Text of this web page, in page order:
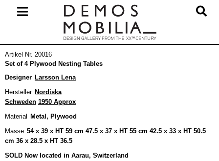
Navigation
Artikel Nr. 20016
Set of 4 Plywood Nesting Tables
Designer Larsson Lena
Hersteller Nordiska
Schweden 1950 Approx
Material
Metal, Plywood
Masse 54 x 39 x HT 59 cm 47.5 x 37 x HT 55 cm 42.5 x 33 x HT 50.5
cm 36 x 28.5 x HT 36.5
SOLD Now located in Aarau, Switzerland